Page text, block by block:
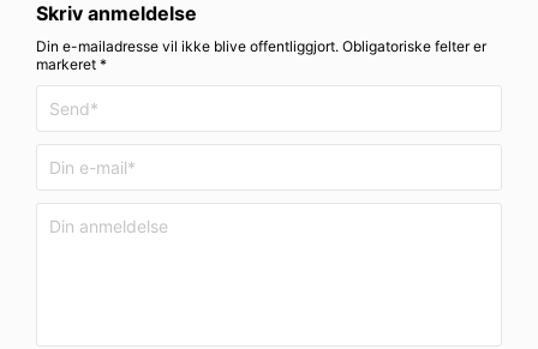
Skriv anmeldelse
Din e-mailadresse vil ikke blive offentliggjort. Obligatoriske felter er
markeret *